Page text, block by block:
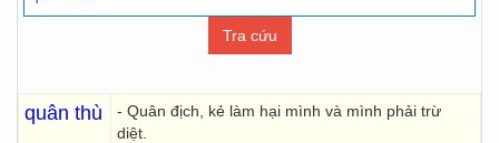
quân thù
- Quân địch, kẻ làm hại mình và mình phải trừ
diệt.